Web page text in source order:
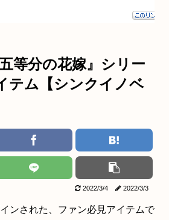
等分の花嫁』シリー
テム【シンクイノベ
2022/3/4 2022/3/3
ンされた、ファン必見アイテムで